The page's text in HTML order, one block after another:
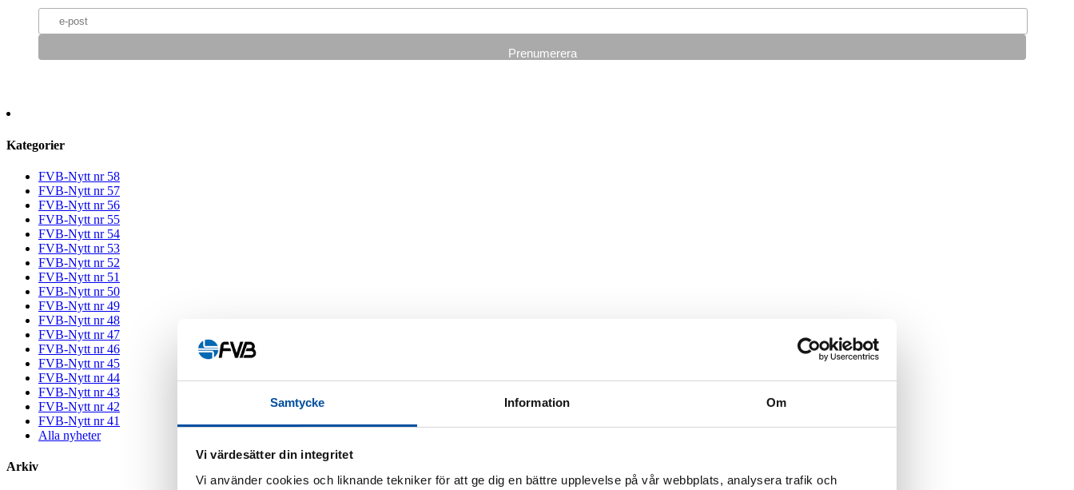
Samtycke Information Om
Vi värdesätter din integritet
Vi använder cookies och liknande tekniker för att ge dig en bättre upplevelse på vår webbplats, analysera trafik och
Kategorier
FVB-Nytt nr 58
FVB-Nytt nr 57
FVB-Nytt nr 56
FVB-Nytt nr 55
FVB-Nytt nr 54
FVB-Nytt nr 53
FVB-Nytt nr 52
FVB-Nytt nr 51
FVB-Nytt nr 50
FVB-Nytt nr 49
FVB-Nytt nr 48
FVB-Nytt nr 47
FVB-Nytt nr 46
FVB-Nytt nr 45
FVB-Nytt nr 44
FVB-Nytt nr 43
FVB-Nytt nr 42
FVB-Nytt nr 41
Alla nyheter
Arkiv